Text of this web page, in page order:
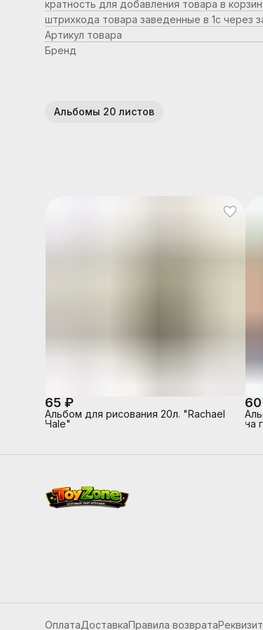
кратность для добавления товара в
штрихкода товара заведенные в 1с через
Артикул товара
Бренд
Альбомы 20 листов
65 ₽
Альбом для рисования 20л. "Rachael
Hale"
на
ОплатаДоставкаПравила возврата